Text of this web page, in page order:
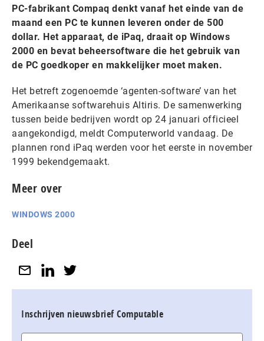
PC-fabrikant Compaq denkt vanaf het einde van de
maand een PC te kunnen leveren onder de 500
dollar. Het apparaat, de iPaq, draait op Windows
2000 en bevat beheersoftware die het gebruik van
de PC goedkoper en makkelijker moet maken.
Het betreft zogenoemde ‘agenten-software’ van het
Amerikaanse softwarehuis Altiris. De samenwerking
tussen beide bedrijven wordt op 24 januari officieel
aangekondigd, meldt Computerworld vandaag. De
plannen rond iPaq werden voor het eerste in november
1999 bekendgemaakt.
Meer over
WINDOWS 2000
Deel
Inschrijven nieuwsbrief Computable